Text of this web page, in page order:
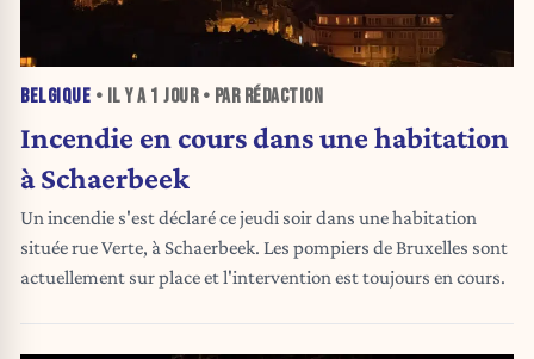
BELGIQUE • IL Y A 1 JOUR• PAR RÉDACTION
Incendie en cours dans une habitation
à Schaerbeek
Un incendie s'est déclaré ce jeudi soir dans une habitation
située rue Verte, à Schaerbeek. Les pompiers de Bruxelles sont
actuellement sur place et l'intervention est toujours en cours.